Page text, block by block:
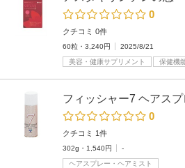
0
クチコミ 0件
60粒・3,240円
2025/8/21
美容・健康サプリメント
保健機
フィッシャー7 ヘアス
0
クチコミ 1件
302g・1,540円
-
ヘアスプレー・ヘアミスト